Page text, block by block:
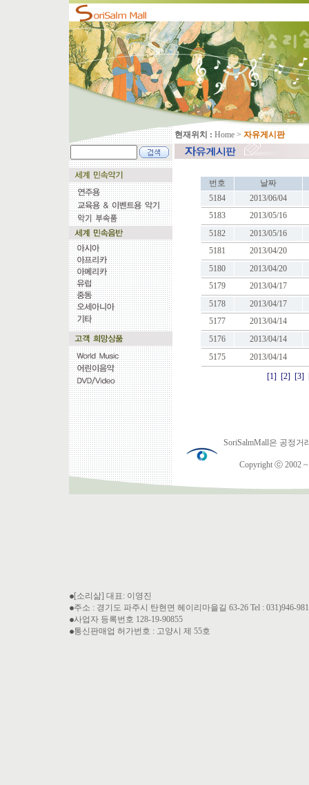
현재위치 : Home > 자유게시판
번호
날짜
5184
2013/06/04
5183
2013/05/16
5182
2013/05/16
5181
2013/04/20
5180
2013/04/20
5179
2013/04/17
5178
2013/04/17
5177
2013/04/14
5176
2013/04/14
5175
2013/04/14
[1] [2] [3]
SoriSalmMall은 공정
Copyright ⓒ 2002 ~
[소리삶] 대표: 이영진
주소 : 경기도 파주시 탄현면 헤이리마을길 63-26 Tel : 031)946-
사업자 등록번호 128-19-90855
통신판매업 허가번호 : 고양시 제 55호